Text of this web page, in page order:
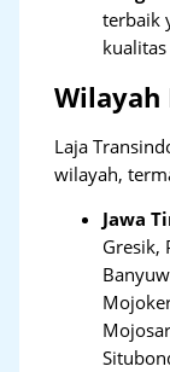
terbaik
Wilayah
Laja
wilayah,
Jawa
Gresik,